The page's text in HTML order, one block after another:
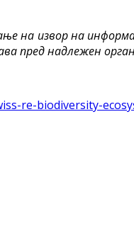
на извор на
пред надлежен
re-biodiversity-